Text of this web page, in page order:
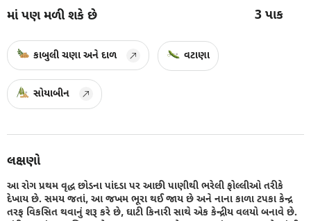
માં પણ મળી શકે છે 3 પાક
કાબુલી ચણા અને દાળ વટાણા
સોયાબીન
લક્ષણો
આ રોગ પ્રથમ વૃદ્ધ છોડના પાંદડા પર આછી પાણીથી ભરેલી ફોલ્લીઓ તરીકે
દેખાય છે. સમય જતાં, આ જખમ ભૂરા થઈ જાય છે અને નાના કાળા ટપકા કેન્દ્ર
તરફ વિકસિત થવાનું શરૂ કરે છે, ઘાટી કિનારી સાથે એક કેન્દ્રીય વલયો બનાવે છે.